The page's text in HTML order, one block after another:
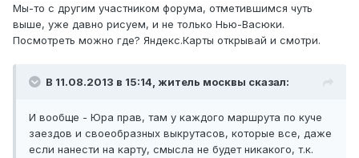
Мы-то с другим участником форума, отметившимся чуть
выше, уже давно рисуем, и не только Нью-Васюки.
Посмотреть можно где? Яндекс.Карты открывай и смотри.
В 11.08.2013 в 15:14, житель москвы сказал:
И вообще - Юра прав, там у каждого маршрута по куче
заездов и своеобразных выкрутасов, которые все, даже
если нанести на карту, смысла не будет никакого, т.к.